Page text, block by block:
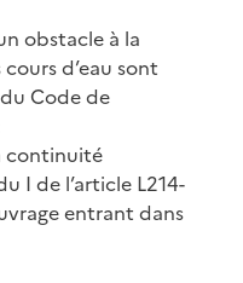
obstacle à la
d’eau sont
Code de
continuité
I de l’article L214-
entrant dans